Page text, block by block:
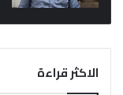
الاكثر قراءة